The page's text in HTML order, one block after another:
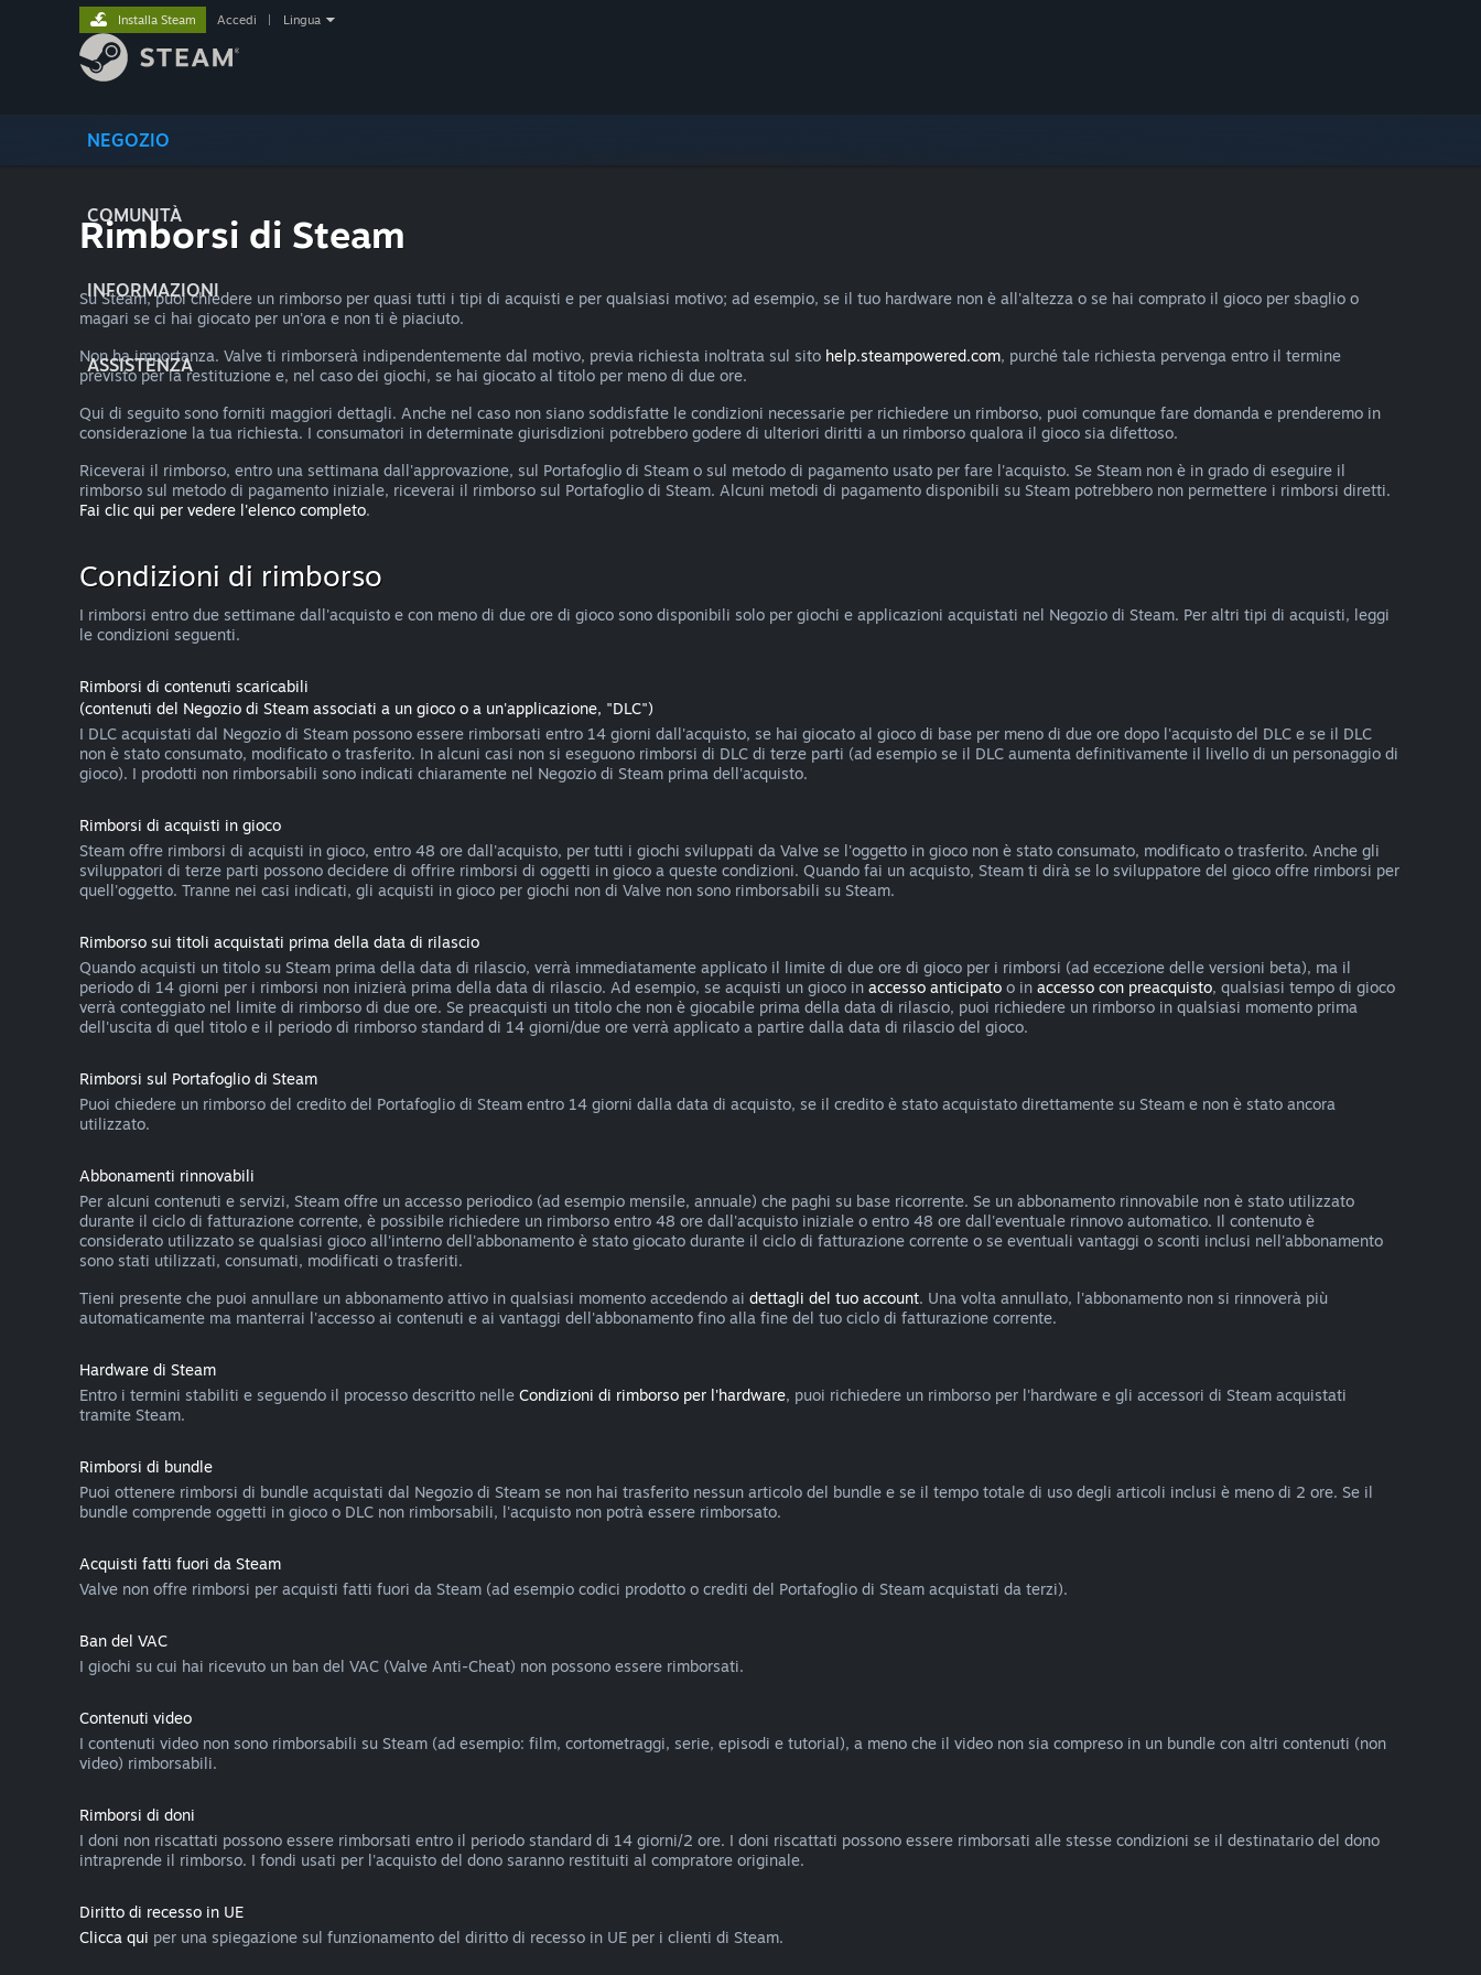
NEGOZIO
COMUNITÀ
INFORMAZIONI
ASSISTENZA
Installa Steam Accedi Lingua
Rimborsi di Steam
Su Steam, puoi chiedere un rimborso per quasi tutti i tipi di acquisti e per qualsiasi motivo; ad esempio, se il tuo hardware non è all'altezza o se hai comprato il gioco per sbaglio o
magari se ci hai giocato per un'ora e non ti è piaciuto.
Non ha importanza. Valve ti rimborserà indipendentemente dal motivo, previa richiesta inoltrata sul sito help.steampowered.com, purché tale richiesta pervenga entro il termine
previsto per la restituzione e, nel caso dei giochi, se hai giocato al titolo per meno di due ore.
Qui di seguito sono forniti maggiori dettagli. Anche nel caso non siano soddisfatte le condizioni necessarie per richiedere un rimborso, puoi comunque fare domanda e prenderemo in
considerazione la tua richiesta. I consumatori in determinate giurisdizioni potrebbero godere di ulteriori diritti a un rimborso qualora il gioco sia difettoso.
Riceverai il rimborso, entro una settimana dall'approvazione, sul Portafoglio di Steam o sul metodo di pagamento usato per fare l'acquisto. Se Steam non è in grado di eseguire il
rimborso sul metodo di pagamento iniziale, riceverai il rimborso sul Portafoglio di Steam. Alcuni metodi di pagamento disponibili su Steam potrebbero non permettere i rimborsi diretti.
Fai clic qui per vedere l'elenco completo.
Condizioni di rimborso
I rimborsi entro due settimane dall'acquisto e con meno di due ore di gioco sono disponibili solo per giochi e applicazioni acquistati nel Negozio di Steam. Per altri tipi di acquisti, leggi
le condizioni seguenti.
Rimborsi di contenuti scaricabili
(contenuti del Negozio di Steam associati a un gioco o a un'applicazione, "DLC")
I DLC acquistati dal Negozio di Steam possono essere rimborsati entro 14 giorni dall'acquisto, se hai giocato al gioco di base per meno di due ore dopo l'acquisto del DLC e se il DLC
non è stato consumato, modificato o trasferito. In alcuni casi non si eseguono rimborsi di DLC di terze parti (ad esempio se il DLC aumenta definitivamente il livello di un personaggio di
gioco). I prodotti non rimborsabili sono indicati chiaramente nel Negozio di Steam prima dell'acquisto.
Rimborsi di acquisti in gioco
Steam offre rimborsi di acquisti in gioco, entro 48 ore dall'acquisto, per tutti i giochi sviluppati da Valve se l'oggetto in gioco non è stato consumato, modificato o trasferito. Anche gli
sviluppatori di terze parti possono decidere di offrire rimborsi di oggetti in gioco a queste condizioni. Quando fai un acquisto, Steam ti dirà se lo sviluppatore del gioco offre rimborsi per
quell'oggetto. Tranne nei casi indicati, gli acquisti in gioco per giochi non di Valve non sono rimborsabili su Steam.
Rimborso sui titoli acquistati prima della data di rilascio
Quando acquisti un titolo su Steam prima della data di rilascio, verrà immediatamente applicato il limite di due ore di gioco per i rimborsi (ad eccezione delle versioni beta), ma il
periodo di 14 giorni per i rimborsi non inizierà prima della data di rilascio. Ad esempio, se acquisti un gioco in accesso anticipato o in accesso con preacquisto, qualsiasi tempo di gioco
verrà conteggiato nel limite di rimborso di due ore. Se preacquisti un titolo che non è giocabile prima della data di rilascio, puoi richiedere un rimborso in qualsiasi momento prima
dell'uscita di quel titolo e il periodo di rimborso standard di 14 giorni/due ore verrà applicato a partire dalla data di rilascio del gioco.
Rimborsi sul Portafoglio di Steam
Puoi chiedere un rimborso del credito del Portafoglio di Steam entro 14 giorni dalla data di acquisto, se il credito è stato acquistato direttamente su Steam e non è stato ancora
utilizzato.
Abbonamenti rinnovabili
Per alcuni contenuti e servizi, Steam offre un accesso periodico (ad esempio mensile, annuale) che paghi su base ricorrente. Se un abbonamento rinnovabile non è stato utilizzato
durante il ciclo di fatturazione corrente, è possibile richiedere un rimborso entro 48 ore dall'acquisto iniziale o entro 48 ore dall'eventuale rinnovo automatico. Il contenuto è
considerato utilizzato se qualsiasi gioco all'interno dell'abbonamento è stato giocato durante il ciclo di fatturazione corrente o se eventuali vantaggi o sconti inclusi nell'abbonamento
sono stati utilizzati, consumati, modificati o trasferiti.
Tieni presente che puoi annullare un abbonamento attivo in qualsiasi momento accedendo ai dettagli del tuo account. Una volta annullato, l'abbonamento non si rinnoverà più
automaticamente ma manterrai l'accesso ai contenuti e ai vantaggi dell'abbonamento fino alla fine del tuo ciclo di fatturazione corrente.
Hardware di Steam
Entro i termini stabiliti e seguendo il processo descritto nelle Condizioni di rimborso per l'hardware, puoi richiedere un rimborso per l'hardware e gli accessori di Steam acquistati
tramite Steam.
Rimborsi di bundle
Puoi ottenere rimborsi di bundle acquistati dal Negozio di Steam se non hai trasferito nessun articolo del bundle e se il tempo totale di uso degli articoli inclusi è meno di 2 ore. Se il
bundle comprende oggetti in gioco o DLC non rimborsabili, l'acquisto non potrà essere rimborsato.
Acquisti fatti fuori da Steam
Valve non offre rimborsi per acquisti fatti fuori da Steam (ad esempio codici prodotto o crediti del Portafoglio di Steam acquistati da terzi).
Ban del VAC
I giochi su cui hai ricevuto un ban del VAC (Valve Anti-Cheat) non possono essere rimborsati.
Contenuti video
I contenuti video non sono rimborsabili su Steam (ad esempio: film, cortometraggi, serie, episodi e tutorial), a meno che il video non sia compreso in un bundle con altri contenuti (non
video) rimborsabili.
Rimborsi di doni
I doni non riscattati possono essere rimborsati entro il periodo standard di 14 giorni/2 ore. I doni riscattati possono essere rimborsati alle stesse condizioni se il destinatario del dono
intraprende il rimborso. I fondi usati per l'acquisto del dono saranno restituiti al compratore originale.
Diritto di recesso in UE
Clicca qui per una spiegazione sul funzionamento del diritto di recesso in UE per i clienti di Steam.